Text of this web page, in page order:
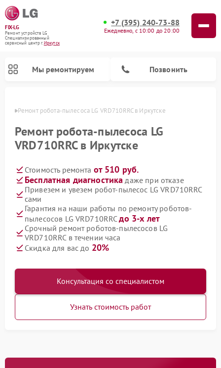
FIX-LG
Ремонт устройств LG
Специализированный
cервисный центр г.Иркутск
+7 (395) 240-73-88
Ежедневно, с 10:00 до 20:00
Мы ремонтируем Позвонить
Ремонт робота-пылесоса LG VRD710RRC в Иркутске
Ремонт робота-пылесоса LG
VRD710RRC в Иркутске
Стоимость ремонта от 510 руб.
Бесплатная диагностика даже при отказе
Привезем и увезем робот-пылесос LG VRD710RRC
сами
Гарантия на наши работы по ремонту роботов-
пылесосов LG VRD710RRCдо 3-х лет
Срочный ремонт роботов-пылесосов LG
VRD710RRC в течении часа
Скидка для вас до 20%
Консультация со специалистом
Узнать стоимость работ